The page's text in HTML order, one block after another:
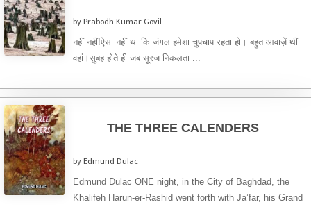
by Prabodh Kumar Govil
नहीं नहीं!ऐसा नहीं था कि जंगल हमेशा चुपचाप रहता हो। बहुत आवाज़ें थीं
वहां।सुबह होते ही जब सूरज निकलता ...
THE THREE CALENDERS
by Edmund Dulac
Edmund Dulac ONE night, in the City of Baghdad, the
Khalifeh Harun-er-Rashid went forth with Ja’far, his Grand